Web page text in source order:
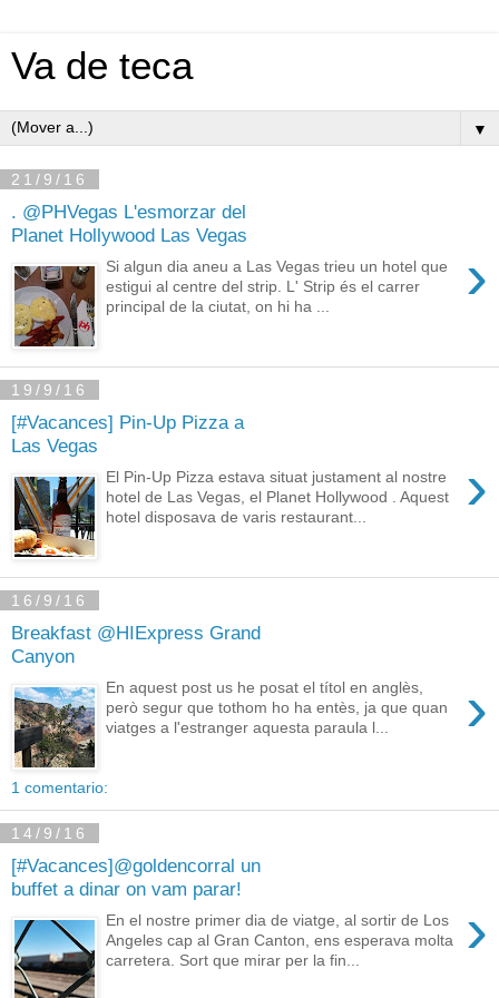
Va de teca
▼
21/9/16
. @PHVegas L'esmorzar del
Planet Hollywood Las Vegas
›
Si algun dia aneu a Las Vegas trieu un hotel que
estigui al centre del strip. L' Strip és el carrer
principal de la ciutat, on hi ha ...
19/9/16
[#Vacances] Pin-Up Pizza a
Las Vegas
›
El Pin-Up Pizza estava situat justament al nostre
hotel de Las Vegas, el Planet Hollywood . Aquest
hotel disposava de varis restaurant...
16/9/16
Breakfast @HIExpress Grand
Canyon
›
En aquest post us he posat el títol en anglès,
però segur que tothom ho ha entès, ja que quan
viatges a l'estranger aquesta paraula l...
1 comentario:
14/9/16
[#Vacances]@goldencorral un
buffet a dinar on vam parar!
›
En el nostre primer dia de viatge, al sortir de Los
Angeles cap al Gran Canton, ens esperava molta
carretera. Sort que mirar per la fin...